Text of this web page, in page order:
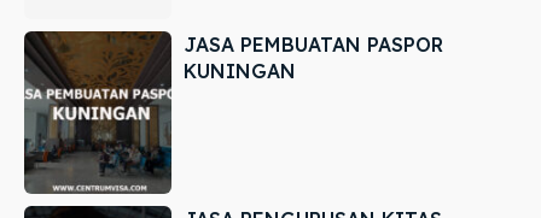
JASA PEMBUATAN PASPOR
KUNINGAN